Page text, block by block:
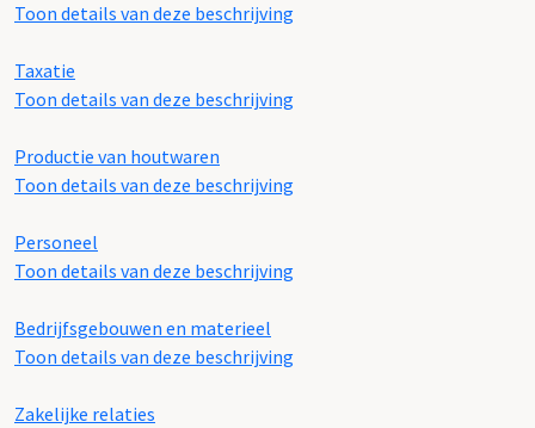
Toon details van deze beschrijving
Taxatie
Toon details van deze beschrijving
Productie van houtwaren
Toon details van deze beschrijving
Personeel
Toon details van deze beschrijving
Bedrijfsgebouwen en materieel
Toon details van deze beschrijving
Zakelijke relaties